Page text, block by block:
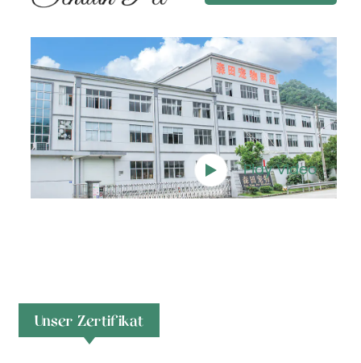
Play Video
Unser Zertifikat